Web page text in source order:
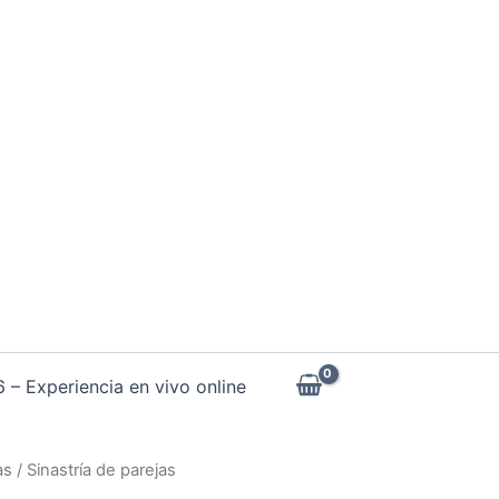
– Experiencia en vivo online
/ Sinastría de parejas